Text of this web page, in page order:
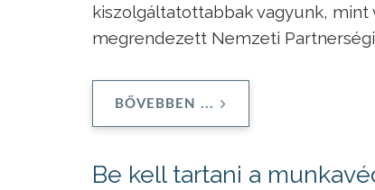
kiszolgáltatottabbak vagyunk,
megrendezett Nemzeti Partnerségi
BŐVEBBEN ...
Be kell tartani a